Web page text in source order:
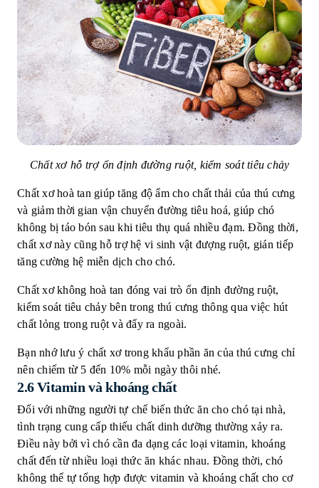
Chất xơ hỗ trợ ổn định đường ruột, kiểm soát tiêu chảy
Chất xơ hoà tan giúp tăng độ ẩm cho chất thải của thú cưng
và giảm thời gian vận chuyển đường tiêu hoá, giúp chó
không bị táo bón sau khi tiêu thụ quá nhiều đạm. Đồng thời,
chất xơ này cũng hỗ trợ hệ vi sinh vật đượng ruột, gián tiếp
tăng cường hệ miễn dịch cho chó.
Chất xơ không hoà tan đóng vai trò ổn định đường ruột,
kiểm soát tiêu chảy bên trong thú cưng thông qua việc hút
chất lỏng trong ruột và đẩy ra ngoài.
Bạn nhớ lưu ý chất xơ trong khẩu phần ăn của thú cưng chỉ
nên chiếm từ 5 đến 10% mỗi ngày thôi nhé.
2.6 Vitamin và khoáng chất
Đối với những người tự chế biến thức ăn cho chó tại nhà,
tình trạng cung cấp thiếu chất dinh dưỡng thường xảy ra.
Điều này bởi vì chó cần đa dạng các loại vitamin, khoáng
chất đến từ nhiều loại thức ăn khác nhau. Đồng thời, chó
không thể tự tổng hợp được vitamin và khoáng chất cho cơ